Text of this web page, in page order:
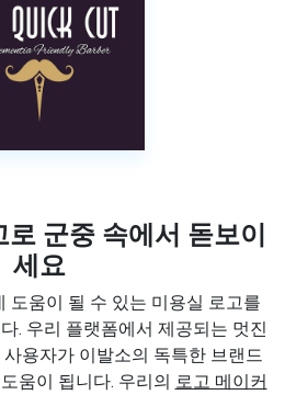
군중 속에서 돋보이
세요
도움이 될 수 있는 미용실 로고를
. 우리 플랫폼에서 제공되는 멋진
용자가 이발소의 독특한 브랜드
움이 됩니다. 우리의 로고 메이커